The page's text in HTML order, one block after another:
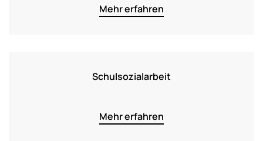
Mehr erfahren
Schulsozialarbeit
Mehr erfahren